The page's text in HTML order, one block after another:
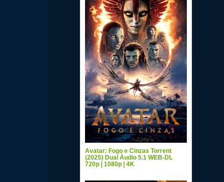
Avatar: Fogo e Cinzas Torrent
(2025) Dual Áudio 5.1 WEB-DL
720p | 1080p | 4K